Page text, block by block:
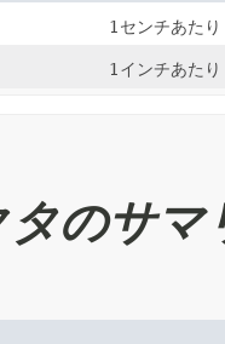
1センチあた
1インチあた
のサマ